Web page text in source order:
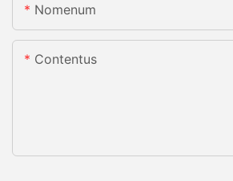
Nomenum
Contentus